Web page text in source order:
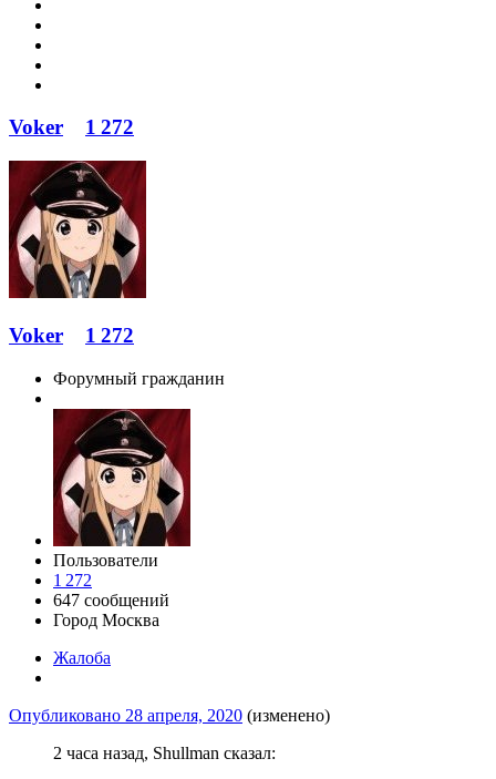
Voker 1 272
Voker 1 272
Форумный гражданин
Пользователи
1 272
647 сообщений
Город Москва
Жалоба
Опубликовано 28 апреля, 2020 (изменено)
2 часа назад, Shullman сказал: